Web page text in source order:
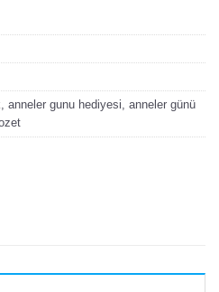
, anneler gunu hediyesi, anneler günü